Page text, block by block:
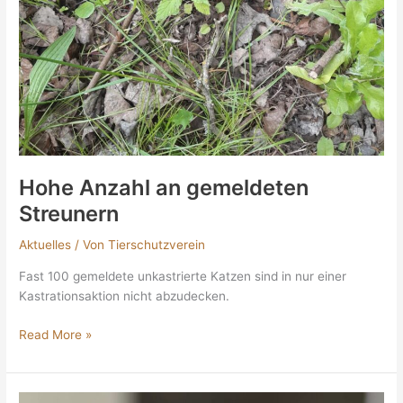
Hohe Anzahl an gemeldeten
Streunern
Aktuelles / VonTierschutzverein
Fast 100 gemeldete unkastrierte Katzen sind in nur einer
Kastrationsaktion nicht abzudecken.
Read More »